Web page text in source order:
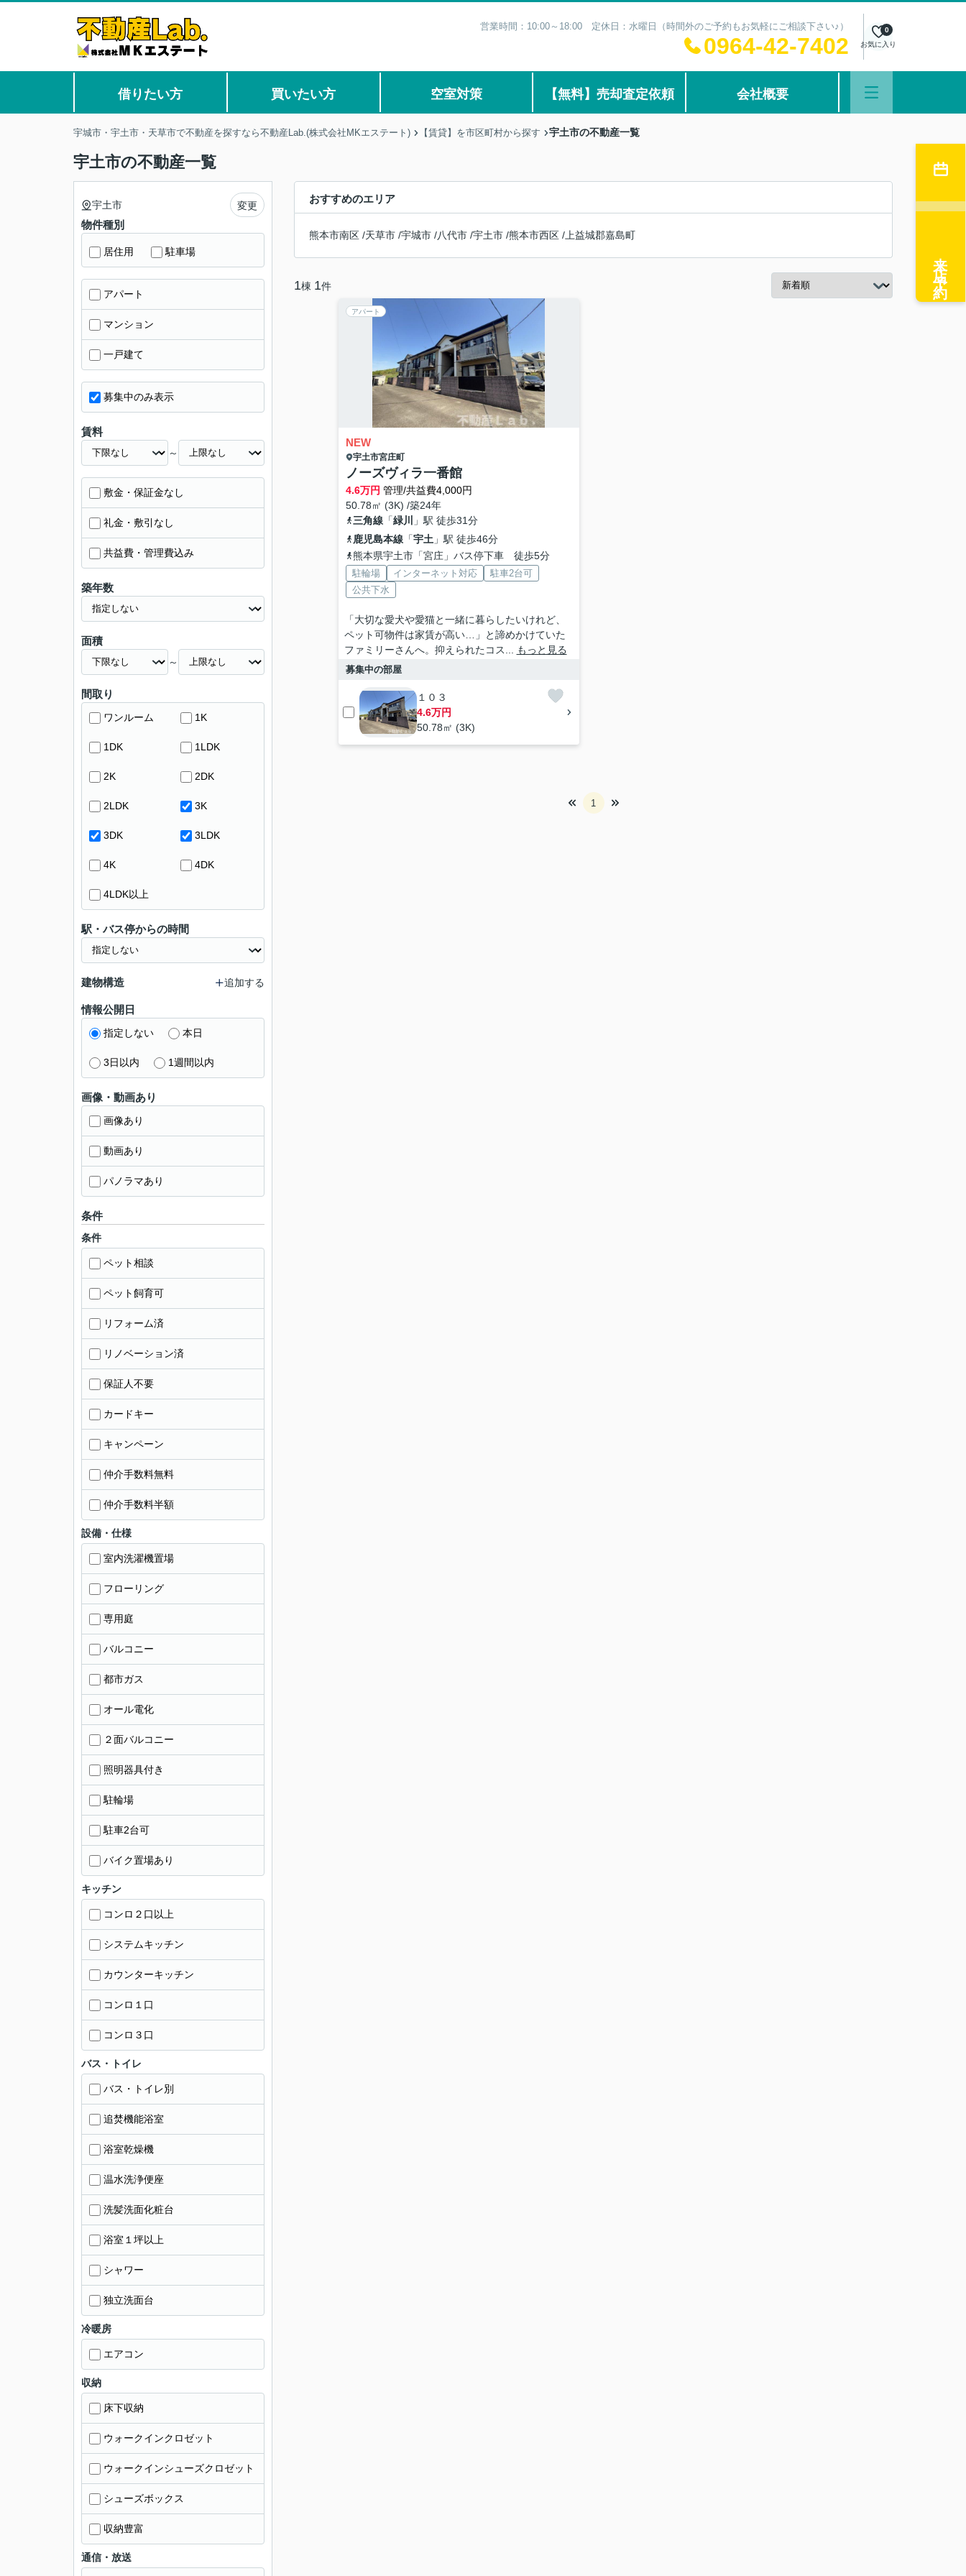
営業時間：10:00～18:00 定休日：水曜日（時間外のご予約もお気軽にご相談下さい♪）
0964-42-7402 お気に入り
0
借りたい方 買いたい方 空室対策 【無料】売却査定依頼 会社概要
宇城市・宇土市・天草市で不動産を探すなら不動産Lab.(株式会社MKエステート) 【賃貸】を市区町村から探す 宇土市の不動産一覧
宇土市の不動産一覧
おすすめのエリア
熊本市南区 /天草市 /宇城市 /八代市 /宇土市 /熊本市西区 / 上益城郡嘉島町
1棟 1件
アパート
NEW
宇土市宮庄町
ノーズヴィラ一番館
4.6万円 管理/共益費4,000円
50.78㎡ (3K) /築24年
三角線「緑川
」駅 徒歩31分
鹿児島本線「宇土 」駅 徒歩46分
熊本県宇土市「宮庄」バス停下車 徒歩5分
駐輪場 インターネット対応
駐車2台可
公共下水
「大切な愛犬や愛猫と一緒に暮らしたいけれど、
ペット可物件は家賃が高い…」と諦めかけていた
ファミリーさんへ。抑えられたコス...
もっと見る
募集中の部屋
１０３
4.6万円
50.78㎡ (3K)
1
宇土市 変更
物件種別
居住用 駐車場
アパート
マンション
一戸建て
募集中のみ表示
賃料
～
敷金・保証金なし
礼金・敷引なし
共益費・管理費込み
築年数
面積
～
間取り
ワンルーム 1K
1DK 1LDK
2K 2DK
2LDK 3K
3DK 3LDK
4K 4DK
4LDK以上
駅・バス停からの時間
建物構造 追加する
情報公開日
指定しない 本日
3日以内 1週間以内
画像・動画あり
画像あり
動画あり
パノラマあり
条件
条件
ペット相談
ペット飼育可
リフォーム済
リノベーション済
保証人不要
カードキー
キャンペーン
仲介手数料無料
仲介手数料半額
設備・仕様
室内洗濯機置場
フローリング
専用庭
バルコニー
都市ガス
オール電化
２面バルコニー
照明器具付き
駐輪場
駐車2台可
バイク置場あり
キッチン
コンロ２口以上
システムキッチン
カウンターキッチン
コンロ１口
コンロ３口
バス・トイレ
バス・トイレ別
追焚機能浴室
浴室乾燥機
温水洗浄便座
洗髪洗面化粧台
浴室１坪以上
シャワー
独立洗面台
冷暖房
エアコン
収納
床下収納
ウォークインクロゼット
ウォークインシューズクロゼット
シューズボックス
収納豊富
通信・放送
来店予約